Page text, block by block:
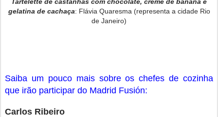
gelatina de cachaça: Flávia Quaresma (representa a cidade Rio
de Janeiro)
Saiba um pouco mais sobre os chefes de cozinha
que irão participar do Madrid Fusión:
Carlos Ribeiro